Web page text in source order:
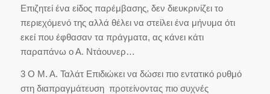
Επιζητεί ένα είδος παρέμβασης, δεν διευκρινίζει το
περιεχόμενό της αλλά θέλει να στείλει ένα μήνυμα ότι
εκεί που έφθασαν τα πράγματα, ας κάνει κάτι
παραπάνω ο Α. Ντάουνερ…
3 Ο Μ. Α. Ταλάτ Επιδιώκει να δώσει πιο εντατικό ρυθμό
στη διαπραγμάτευση προτείνοντας πιο συχνές